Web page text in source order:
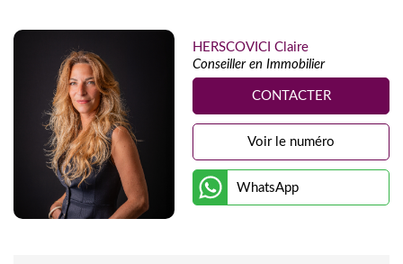
HERSCOVICI Claire
Conseiller en Immobilier
CONTACTER
Voir le numéro
WhatsApp